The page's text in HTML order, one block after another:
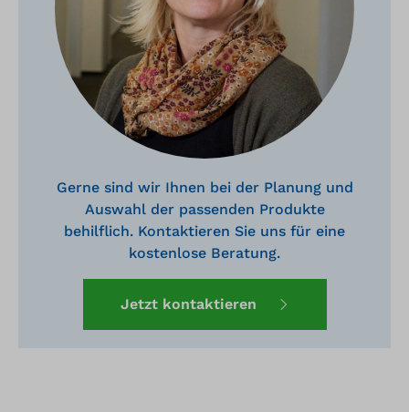
Gerne sind wir Ihnen bei der Planung und
Auswahl der passenden Produkte
behilflich. Kontaktieren Sie uns für eine
kostenlose Beratung.
Jetzt kontaktieren